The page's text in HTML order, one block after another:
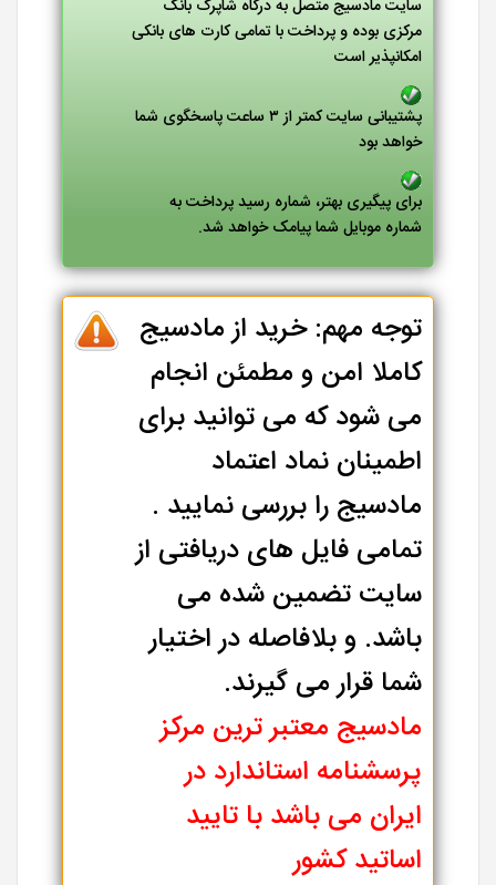
سایت مادسیج متصل به درگاه شاپرک بانک
مرکزی بوده و پرداخت با تمامی کارت های بانکی
امکانپذیر است
پشتیبانی سایت کمتر از ۳ ساعت پاسخگوی شما
خواهد بود
برای پیگیری بهتر، شماره رسید پرداخت به
شماره موبایل شما پیامک خواهد شد.
توجه مهم: خرید از مادسیج
کاملا امن و مطمئن انجام
می شود که می توانید برای
اطمینان نماد اعتماد
مادسیج را بررسی نمایید .
تمامی فایل های دریافتی از
سایت تضمین شده می
باشد. و بلافاصله در اختیار
شما قرار می گیرند.
مادسیج معتبر ترین مرکز
پرسشنامه استاندارد در
ایران می باشد با تایید
اساتید کشور